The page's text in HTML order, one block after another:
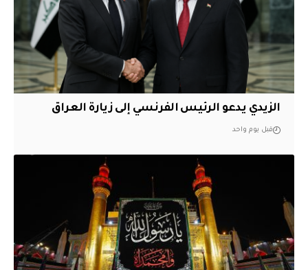
الزيدي يدعو الرئيس الفرنسي إلى زيارة العراق
قبل يوم واحد